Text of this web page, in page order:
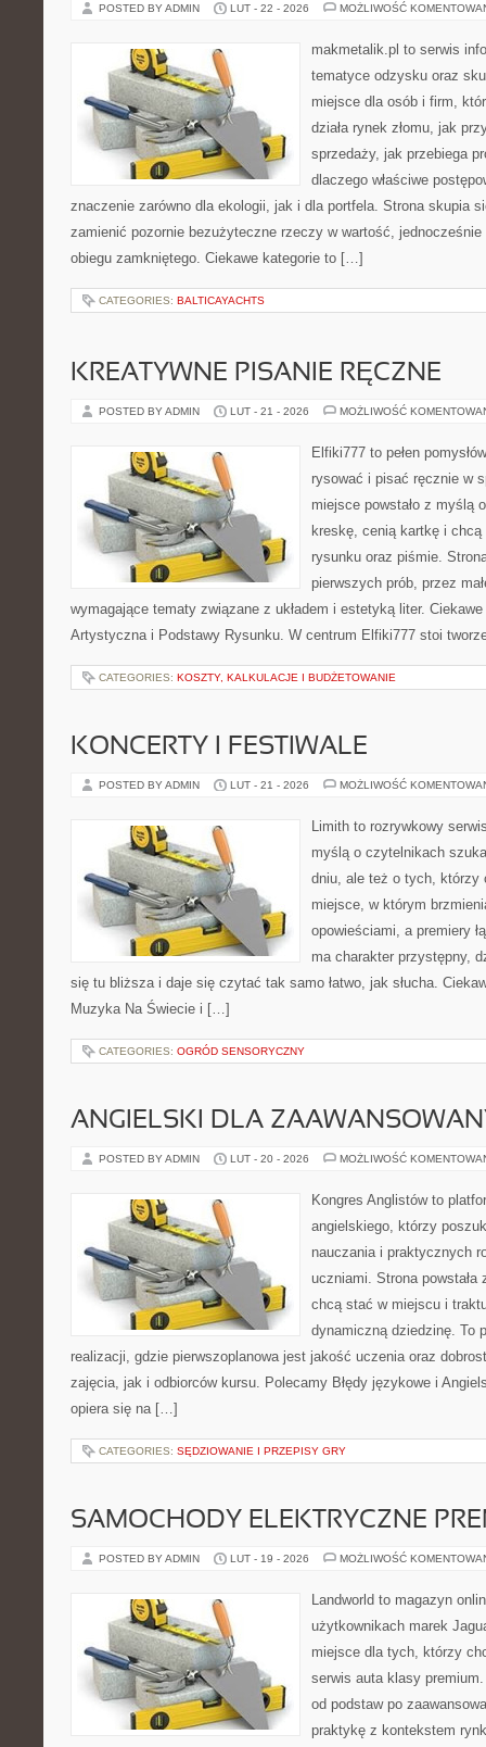
POSTED BY ADMIN LUT - 22 - 2026 MOŻLIWOŚĆ
makmetalik.pl to serwis
tematyce odzysku oraz
miejsce dla osób i firm,
działa rynek złomu, jak
sprzedaży, jak przebiega
dlaczego właściwe
znaczenie zarówno dla ekologii, jak i dla portfela. Strona skupia
zamienić pozornie bezużyteczne rzeczy w wartość, jednocześnie
obiegu zamkniętego. Ciekawe kategorie to […]
CATEGORIES: BALTICAYACHTS
KREATYWNE PISANIE RĘCZNE
POSTED BY ADMIN LUT - 21 - 2026 MOŻLIWOŚĆ
Elfiki777 to pełen
rysować i pisać ręcznie w
miejsce powstało z myślą
kreskę, cenią kartkę i chcą
rysunku oraz piśmie.
pierwszych prób, przez
wymagające tematy związane z układem i estetyką liter.
Artystyczna i Podstawy Rysunku. W centrum Elfiki777 stoi
CATEGORIES: KOSZTY, KALKULACJE I BUDŻETOWANIE
KONCERTY I FESTIWALE
POSTED BY ADMIN LUT - 21 - 2026 MOŻLIWOŚĆ
Limith to rozrywkowy
myślą o czytelnikach
dniu, ale też o tych, którzy
miejsce, w którym
opowieściami, a premiery
ma charakter przystępny,
się tu bliższa i daje się czytać tak samo łatwo, jak słucha.
Muzyka Na Świecie i […]
CATEGORIES: OGRÓD SENSORYCZNY
ANGIELSKI DLA
POSTED BY ADMIN LUT - 20 - 2026 MOŻLIWOŚĆ
Kongres Anglistów to
angielskiego, którzy
nauczania i praktycznych
uczniami. Strona
chcą stać w miejscu i
dynamiczną dziedzinę. To
realizacji, gdzie pierwszoplanowa jest jakość uczenia oraz
zajęcia, jak i odbiorców kursu. Polecamy Błędy językowe i
opiera się na […]
CATEGORIES: SĘDZIOWANIE I PRZEPISY GRY
SAMOCHODY ELEKTRYCZNE
POSTED BY ADMIN LUT - 19 - 2026 MOŻLIWOŚĆ
Landworld to magazyn
użytkownikach marek
miejsce dla tych, którzy
serwis auta klasy
od podstaw po
praktykę z kontekstem